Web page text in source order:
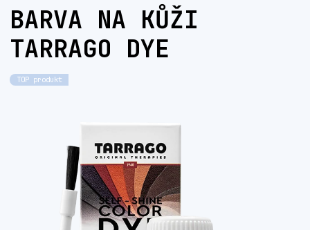
BARVA NA KŮŽI
TARRAGO DYE
TOP produkt